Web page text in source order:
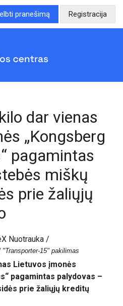
pranešimą Registracija
dar vienas
„Kongsberg
pagamintas
miškų
prie žaliųjų
15" pakilimas
Lietuvos įmonės
pagamintas palydovas –
prie žaliųjų kreditų